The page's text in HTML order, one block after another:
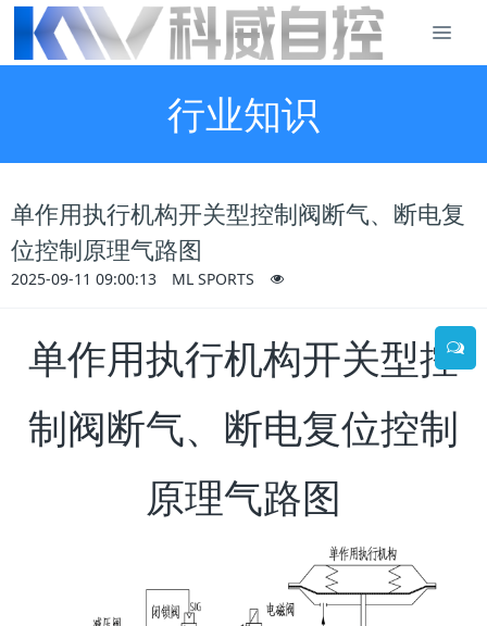
行业知识
单作用执行机构开关型控制阀断气、断电复
位控制原理气路图
2025-09-11 09:00:13 ML SPORTS
单作用执行机构开关型控
制阀断气、断电复位控制
原理气路图